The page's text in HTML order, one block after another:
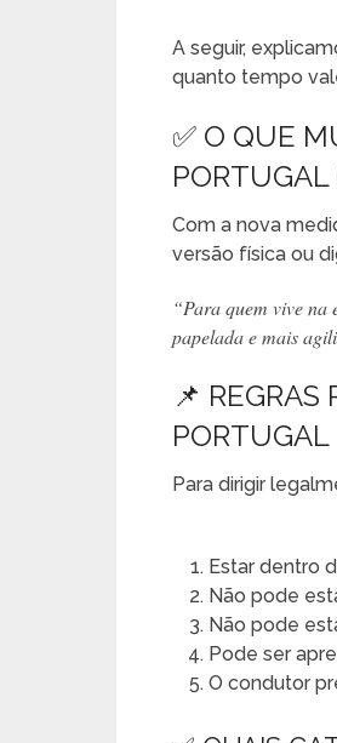
A seguir,
quanto tempo
✅ O QUE
PORTUGAL
Com a nova
versão física ou
“Para quem vive na
papelada e mais
📌 REGRAS
PORTUGAL
Para dirigir
Estar dentro
Não pode
Não pode
Pode ser
O condutor